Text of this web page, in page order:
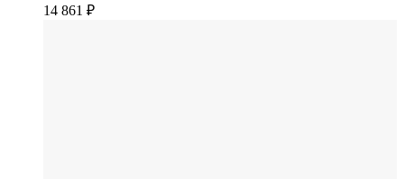
14 861 ₽